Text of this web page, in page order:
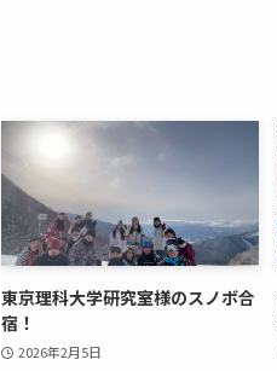
東京理科大学研究室様のスノボ合
宿！
2026年2月5日